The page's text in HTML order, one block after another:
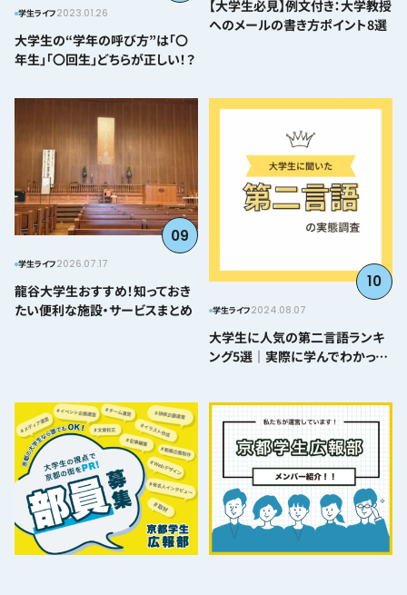
学生ライフ2023.01.26
大学生の“学年の呼び方”は「〇
年生」「〇回生」どちらが正しい！？
【大学生必見】例文付き：大学教授
へのメールの書き方ポイント8選
09
学生ライフ2026.07.17
龍谷大学生おすすめ！知っておき
たい便利な施設・サービスまとめ
10
学生ライフ2024.08.07
大学生に人気の第二言語ランキ
ング5選｜実際に学んでわかった